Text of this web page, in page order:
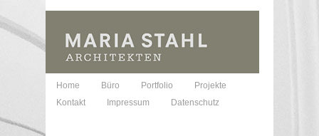
Home Büro Portfolio
Projekte
Kontakt
Impressum Datenschutz